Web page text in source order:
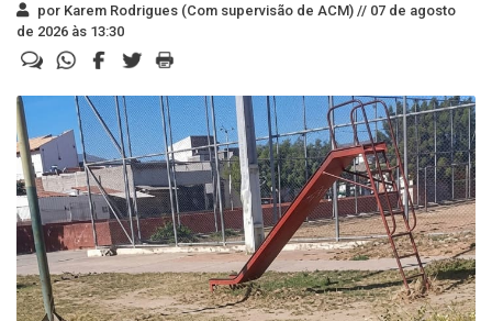
por Karem Rodrigues (Com supervisão de ACM) // 07 de agosto
de 2026 às 13:30